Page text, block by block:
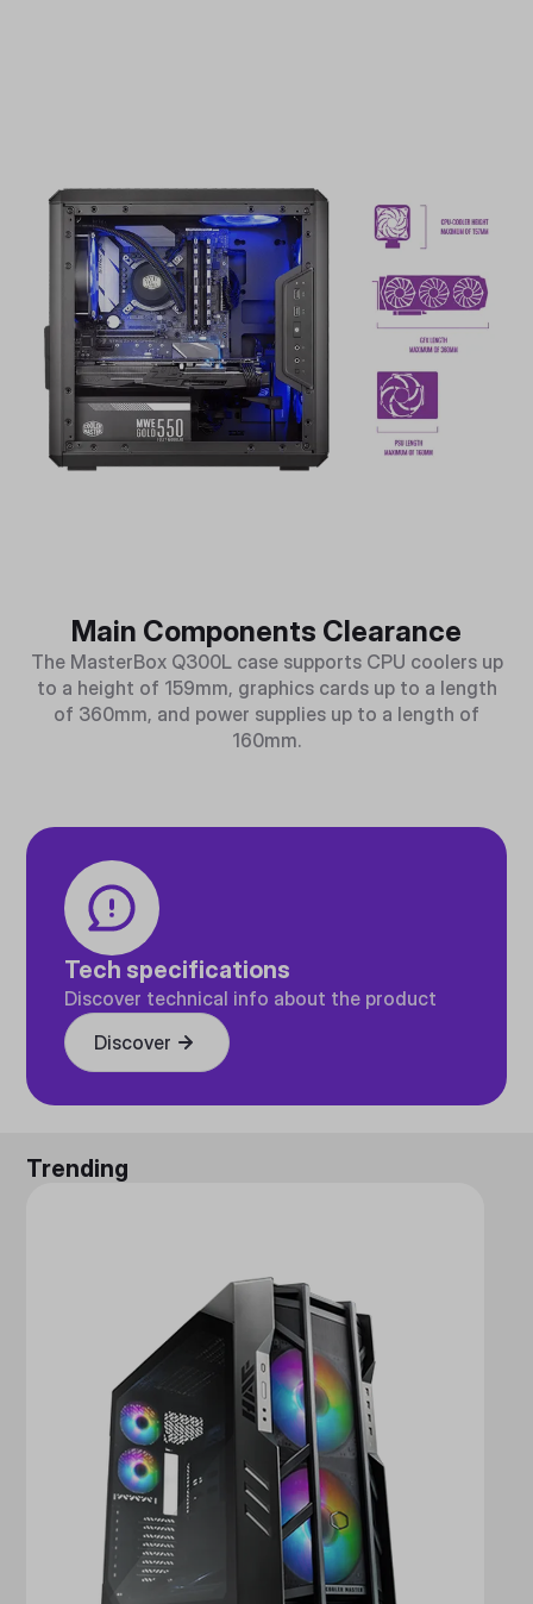
Main Components Clearance
The MasterBox Q300L case supports CPU coolers up
to a height of 159mm, graphics cards up to a length
of 360mm, and power supplies up to a length of
160mm.
Tech specifications
Discover technical info about the product
Discover
Trending